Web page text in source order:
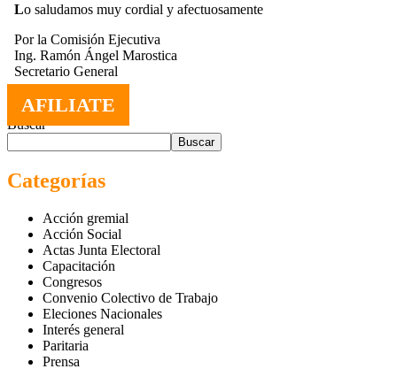
Lo saludamos muy cordial y afectuosamente
Por la Comisión Ejecutiva
Ing. Ramón Ángel Marostica
Secretario General
AFILIATE
Buscar
Buscar
Categorías
Acción gremial
Acción Social
Actas Junta Electoral
Capacitación
Congresos
Convenio Colectivo de Trabajo
Eleciones Nacionales
Interés general
Paritaria
Prensa